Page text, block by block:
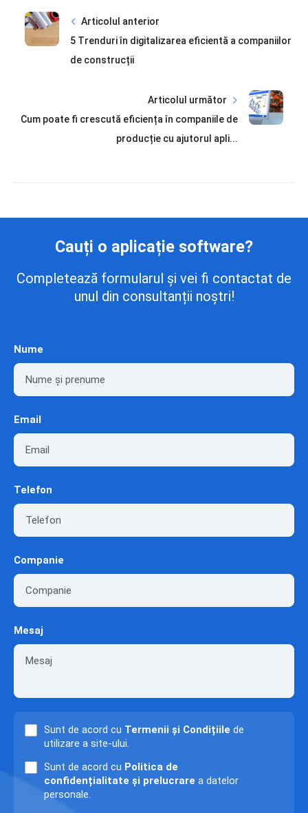
Articolul anterior
5 Trenduri în digitalizarea eficientă a companiilor
de construcții
Articolul următor
Cum poate fi crescută eficiența în companiile de
producție cu ajutorul apli...
Cauți o aplicație software?
Completează formularul și vei fi contactat de
unul din consultanții noștri!
Nume
Email
Telefon
Companie
Mesaj
Sunt de acord cu Termenii și Condițiile de
utilizare a site-ului.
Sunt de acord cu Politica de
confidențialitate și prelucrare a datelor
personale.